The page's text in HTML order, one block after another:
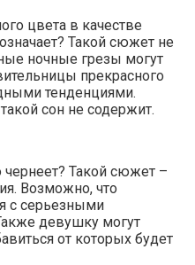
цвета в качестве
Такой сюжет не
ночные грезы могут
прекрасного
тенденциями.
сон не содержит.
Такой сюжет –
Возможно, что
с серьезными
девушку могут
от которых будет